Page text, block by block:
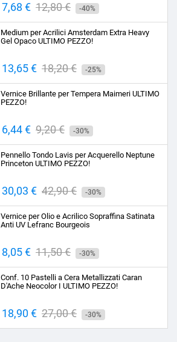
Prezzo
7,68 € Prezzo
base
12,80 € -40%
Medium per Acrilici Amsterdam Extra Heavy
Gel Opaco ULTIMO PEZZO!
Prezzo
13,65 € Prezzo
base
18,20 € -25%
Vernice Brillante per Tempera Maimeri ULTIMO
PEZZO!
Prezzo
6,44 € Prezzo
base
9,20 € -30%
Pennello Tondo Lavis per Acquerello Neptune
Princeton ULTIMO PEZZO!
Prezzo
30,03 € Prezzo
base
42,90 € -30%
Vernice per Olio e Acrilico Sopraffina Satinata
Anti UV Lefranc Bourgeois
Prezzo
8,05 € Prezzo
base
11,50 € -30%
Conf. 10 Pastelli a Cera Metallizzati Caran
D'Ache Neocolor I ULTIMO PEZZO!
Prezzo
18,90 € Prezzo
base
27,00 € -30%